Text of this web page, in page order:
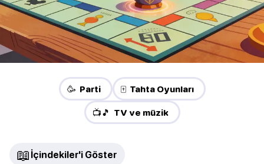
🥳 Parti 🀄 Tahta Oyunları
📺🎵 TV ve müzik
📖 İçindekiler'i Göster